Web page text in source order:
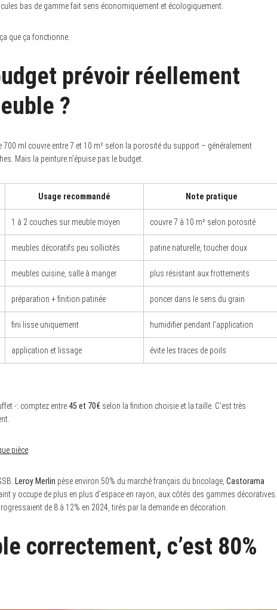
bas de gamme fait sens économiquement et écologiquement.
que ça fonctionne.
prévoir réellement
?
ml couvre entre 7 et 10 m² selon la porosité du support – généralement
Mais la peinture n’épuise pas le budget.
Usage recommandé Note pratique
1 à 2 couches sur meuble moyen couvre 7 à 10 m² selon porosité
meubles décoratifs peu sollicités patine naturelle, toucher doux
meubles cuisine, salle à manger plus résistant aux frottements
préparation + finition patinée poncer dans le sens du grain
fini lisse uniquement humidifier pendant l’application
application et lissage évite les traces de poils
-: comptez entre 45 et 70€ selon la finition choisie et la taille. C’est très
pièce.
Leroy Merlin pèse environ 50% du marché français du bricolage, Castorama
y occupe de plus en plus d’espace en rayon, aux côtés des gammes décoratives.
de 8 à 12% en 2024, tirés par la demande en décoration.
correctement, c’est 80%